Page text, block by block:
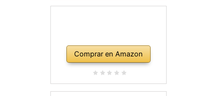
Comprar en Amazon